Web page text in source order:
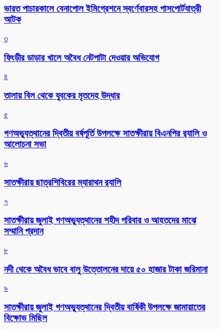
ভারত পাচারকালে বেনাপোল ইমিগ্রেশনে স্বর্ণেবারসহ পাসপোর্টযাত্রী
আটক
৩
ফিংড়ীর ডাড়ার খালে অবৈধ নেটপাটা দেওয়ার অভিযোগ
৪
তালায় বিল থেকে যুবকের মৃতদেহ উদ্ধার
৫
গণঅভ্যুত্থানের দ্বিতীয় বর্ষপূর্তি উপলক্ষে সাতক্ষীরায় বিএনপির র‌্যালি ও
আলোচনা সভা
৬
সাতক্ষীরায় ছাত্রশিবিরের ম্যারাথন র‌্যালি
৭
সাতক্ষীরায় জুলাই গণঅভ্যুত্থানের শহীদ পরিবার ও আহতদের মাঝে
সম্মানি প্রদান
৮
নদী থেকে অবৈধ ভাবে বালু উত্তোলনের দায়ে ৫০ হাজার টাকা জরিমানা
৯
সাতক্ষীরায় জুলাই গণঅভ্যুত্থানের দ্বিতীয় বার্ষিকী উপলক্ষে জামায়াতের
বিক্ষোভ মিছিল